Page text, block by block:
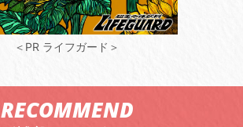
＜PR ライフガード＞
RECOMMEND